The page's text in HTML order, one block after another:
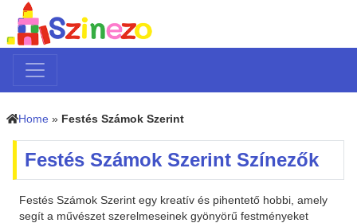
Home » Festés Számok Szerint
Festés Számok Szerint Színezők
Festés Számok Szerint egy kreatív és pihentető hobbi, amely
segít a művészet szerelmeseinek gyönyörű festményeket